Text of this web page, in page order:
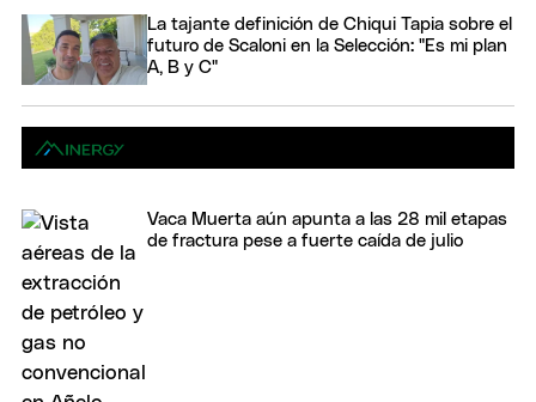
La tajante definición de Chiqui Tapia sobre el
futuro de Scaloni en la Selección: "Es mi plan
A, B y C"
Vaca Muerta aún apunta a las 28 mil etapas
de fractura pese a fuerte caída de julio